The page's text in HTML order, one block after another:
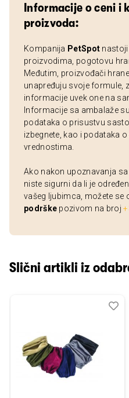
Informacije o ceni i
proizvoda:
Kompanija PetSpot
proizvodima, pogotovu
Međutim, proizvođači
unapređuju svoje formule,
informacije uvek one na
Informacije sa ambalaže
podataka o prisustvu
izbegnete, kao i podataka
vrednostima.
Ako nakon upoznavanja
niste sigurni da li je
vašeg ljubimca, možete se
podrške pozivom na broj
Slični artikli iz